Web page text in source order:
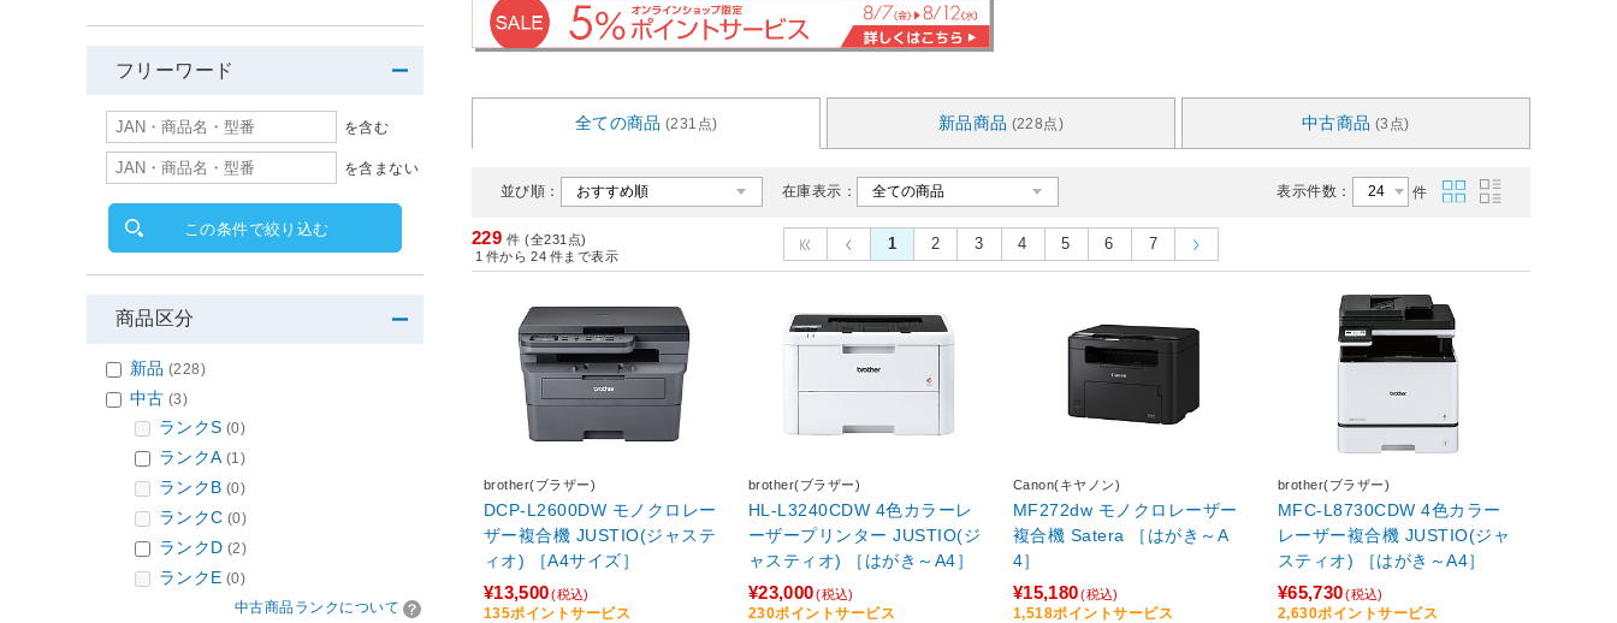
全ての商品 (231点) 新品商品 (228点) 中古商品 (3点)
並び順： 在庫表示： 表示件数： 件
229 件 (全231点)
1 件から 24 件まで表示
1 2 3 4 5 6 7
brother(ブラザー)
DCP-L2600DW モノクロレー
ザー複合機 JUSTIO(ジャステ
ィオ) ［A4サイズ］
¥13,500(税込)
135ポイントサービス
brother(ブラザー)
HL-L3240CDW 4色カラーレ
ーザープリンター JUSTIO(ジ
ャスティオ) ［はがき～A4］
¥23,000(税込)
230ポイントサービス
Canon(キヤノン)
MF272dw モノクロレーザー
複合機 Satera ［はがき～A
4］
¥15,180(税込)
1,518ポイントサービス
brother(ブラザー)
MFC-L8730CDW 4色カラー
レーザー複合機 JUSTIO(ジャ
スティオ) ［はがき～A4］
¥65,730(税込)
2,630ポイントサービス
フリーワード
を含む
を含まない
この条件で絞り込む
商品区分
新品 (228)
中古 (3)
ランクS (0)
ランクA (1)
ランクB (0)
ランクC (0)
ランクD (2)
ランクE (0)
中古商品ランクについて